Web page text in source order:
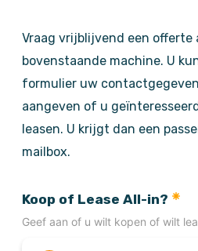
Vraag vrijblijvend een offerte
bovenstaande machine. U
formulier uw
aangeven of u
leasen. U krijgt dan een
mailbox.
Koop of Lease All-in?
Geef aan of u wilt kopen of wilt